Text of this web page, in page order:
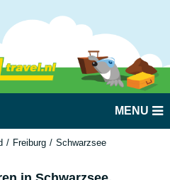
MENU
Freiburg Schwarzsee